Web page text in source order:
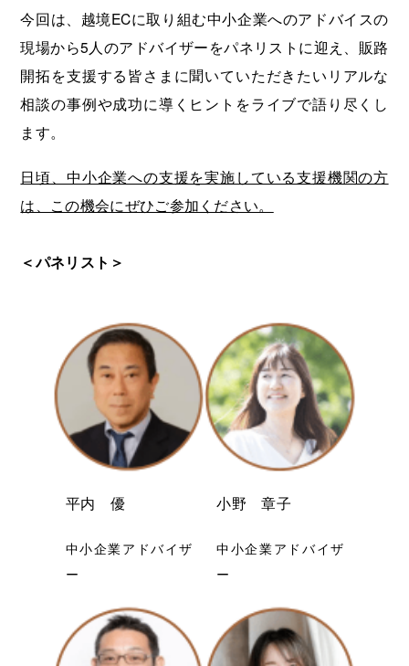
今回は、越境ECに取り組む中小企業へのアドバイスの
現場から5人のアドバイザーをパネリストに迎え、販路
開拓を支援する皆さまに聞いていただきたいリアルな
相談の事例や成功に導くヒントをライブで語り尽くし
ます。
日頃、中小企業への支援を実施している支援機関の方
は、この機会にぜひご参加ください。
＜パネリスト＞
平内 優
中小企業アドバイザ
ー
小野 章子
中小企業アドバイザ
ー